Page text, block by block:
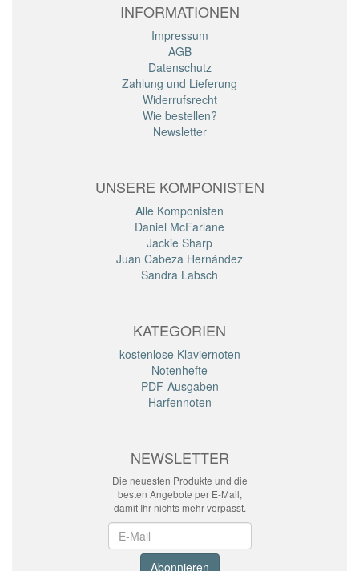
INFORMATIONEN
Impressum
AGB
Datenschutz
Zahlung und Lieferung
Widerrufsrecht
Wie bestellen?
Newsletter
UNSERE KOMPONISTEN
Alle Komponisten
Daniel McFarlane
Jackie Sharp
Juan Cabeza Hernández
Sandra Labsch
KATEGORIEN
kostenlose Klaviernoten
Notenhefte
PDF-Ausgaben
Harfennoten
NEWSLETTER
Die neuesten Produkte und die
besten Angebote per E-Mail,
damit Ihr nichts mehr verpasst.
Abonnieren